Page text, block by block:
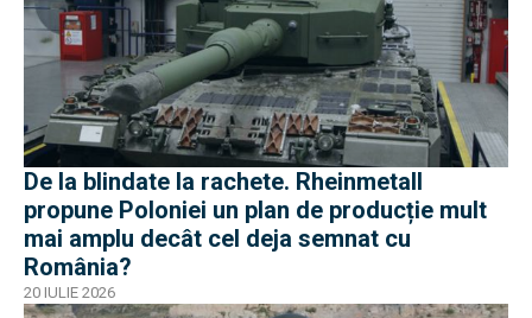
De la blindate la rachete. Rheinmetall
propune Poloniei un plan de producție mult
mai amplu decât cel deja semnat cu
România?
20 IULIE 2026